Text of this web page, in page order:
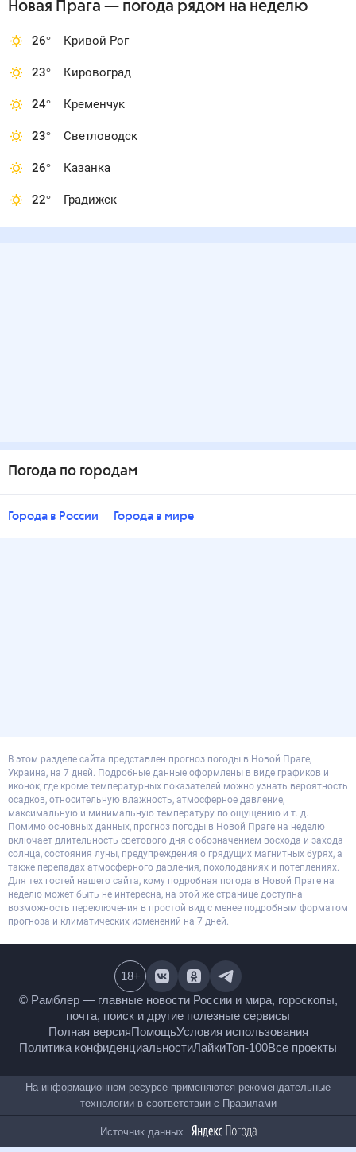
Новая Прага — погода рядом на неделю
26° Кривой Рог
23° Кировоград
24° Кременчук
23° Светловодск
26° Казанка
22° Градижск
Погода по городам
Города в России Города в мире
В этом разделе сайта представлен прогноз погоды в Новой Праге,
Украина, на 7 дней. Подробные данные оформлены в виде графиков и
иконок, где кроме температурных показателей можно узнать вероятность
осадков, относительную влажность, атмосферное давление,
максимальную и минимальную температуру по ощущению и т. д.
Помимо основных данных, прогноз погоды в Новой Праге на неделю
включает длительность светового дня с обозначением восхода и захода
солнца, состояния луны, предупреждения о грядущих магнитных бурях, а
также перепадах атмосферного давления, похолоданиях и потеплениях.
Для тех гостей нашего сайта, кому подробная погода в Новой Праге на
неделю может быть не интересна, на этой же странице доступна
возможность переключения в простой вид с менее подробным форматом
прогноза и климатических изменений на 7 дней.
© Рамблер — главные новости России и мира,
гороскопы, почта, поиск и другие полезные сервисы
Полная версияПомощьУсловия использования
Политика конфиденциальностиЛайкиТоп-100
18+
На информационном ресурсе применяются
рекомендательные технологии в соответствии сПравилами
Источник данных